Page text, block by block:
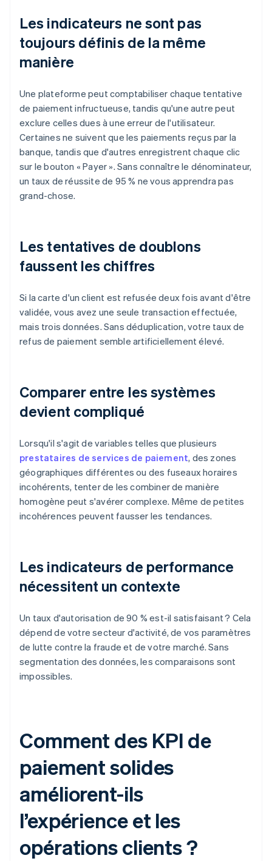
Les indicateurs ne sont pas
toujours définis de la même
manière
Une plateforme peut comptabiliser chaque tentative
de paiement infructueuse, tandis qu'une autre peut
exclure celles dues à une erreur de l'utilisateur.
Certaines ne suivent que les paiements reçus par la
banque, tandis que d'autres enregistrent chaque clic
sur le bouton « Payer ». Sans connaître le dénominateur,
un taux de réussite de 95 % ne vous apprendra pas
grand-chose.
Les tentatives de doublons
faussent les chiffres
Si la carte d'un client est refusée deux fois avant d'être
validée, vous avez une seule transaction effectuée,
mais trois données. Sans déduplication, votre taux de
refus de paiement semble artificiellement élevé.
Comparer entre les systèmes
devient compliqué
Lorsqu'il s'agit de variables telles que plusieurs
prestataires de services de paiement, des zones
géographiques différentes ou des fuseaux horaires
incohérents, tenter de les combiner de manière
homogène peut s'avérer complexe. Même de petites
incohérences peuvent fausser les tendances.
Les indicateurs de performance
nécessitent un contexte
Un taux d'autorisation de 90 % est-il satisfaisant ? Cela
dépend de votre secteur d'activité, de vos paramètres
de lutte contre la fraude et de votre marché. Sans
segmentation des données, les comparaisons sont
impossibles.
Comment des KPI de
paiement solides
améliorent-ils
l’expérience et les
opérations clients ?